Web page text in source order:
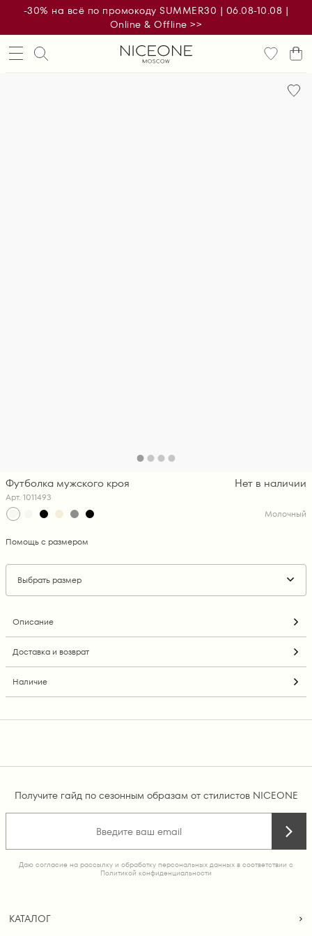
-30% на всё по промокоду SUMMER30 | 06.08-10.08 |
Online & Offline >>
Футболка мужского кроя
Арт. 1011493
Нет в наличии
Молочный
Помощь с размером
Выбрать размер
Описание
Доставка и возврат
Наличие
Получите гайд по сезонным образам от стилистов NICEONE
Даю согласие на рассылку и обработку персональных данных в соответствии с
Политикой конфиденциальности
КАТАЛОГ